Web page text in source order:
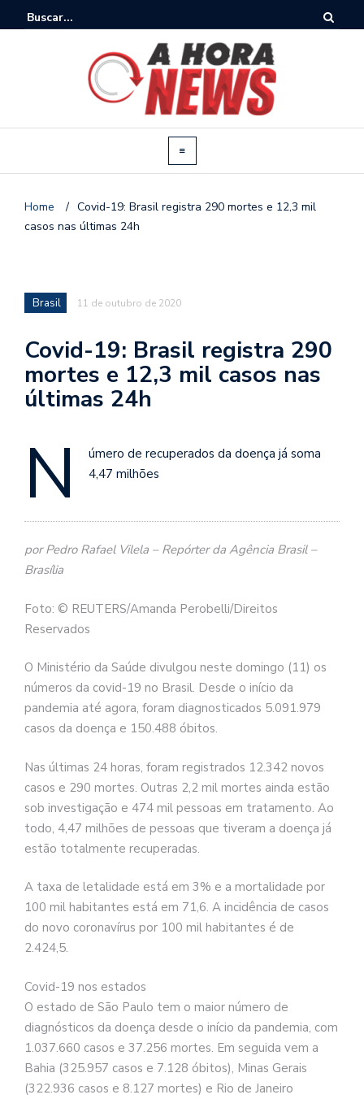
Home / Covid-19: Brasil registra 290 mortes e 12,3 mil
casos nas últimas 24h
Brasil 11 de outubro de 2020
Covid-19: Brasil registra 290
mortes e 12,3 mil casos nas
últimas 24h
N
úmero de recuperados da doença já soma
4,47 milhões
por Pedro Rafael Vilela – Repórter da Agência Brasil –
Brasília
Foto: © REUTERS/Amanda Perobelli/Direitos
Reservados
O Ministério da Saúde divulgou neste domingo (11) os
números da covid-19 no Brasil. Desde o início da
pandemia até agora, foram diagnosticados 5.091.979
casos da doença e 150.488 óbitos.
Nas últimas 24 horas, foram registrados 12.342 novos
casos e 290 mortes. Outras 2,2 mil mortes ainda estão
sob investigação e 474 mil pessoas em tratamento. Ao
todo, 4,47 milhões de pessoas que tiveram a doença já
estão totalmente recuperadas.
A taxa de letalidade está em 3% e a mortalidade por
100 mil habitantes está em 71,6. A incidência de casos
do novo coronavírus por 100 mil habitantes é de
2.424,5.
Covid-19 nos estados
O estado de São Paulo tem o maior número de
diagnósticos da doença desde o início da pandemia, com
1.037.660 casos e 37.256 mortes. Em seguida vem a
Bahia (325.957 casos e 7.128 óbitos), Minas Gerais
(322.936 casos e 8.127 mortes) e Rio de Janeiro